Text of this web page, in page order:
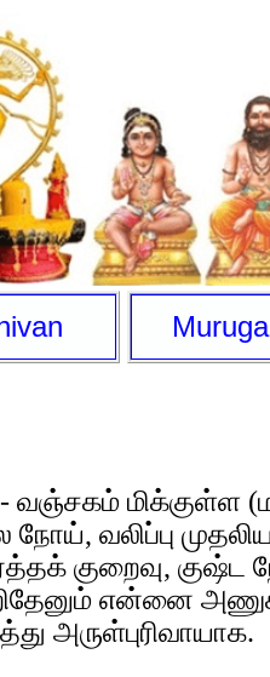
- வஞ்சகம் மிக்குள்ள
வலிப்பு
குறைவு,
என்னை
அருள்புரிவாயாக.